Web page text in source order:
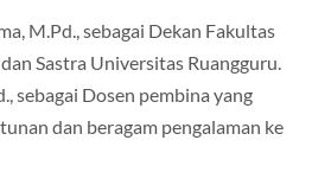
M.Pd., sebagai Dekan Fakultas
Sastra Universitas Ruangguru.
sebagai Dosen pembina yang
dan beragam pengalaman ke